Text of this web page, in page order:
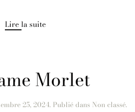
Lire la suite
Morlet
25, 2024. Publié dans Non classé.